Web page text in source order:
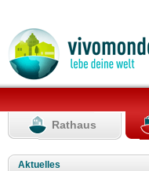
Rathaus
Aktuelles